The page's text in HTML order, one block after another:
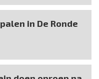
in De Ronde